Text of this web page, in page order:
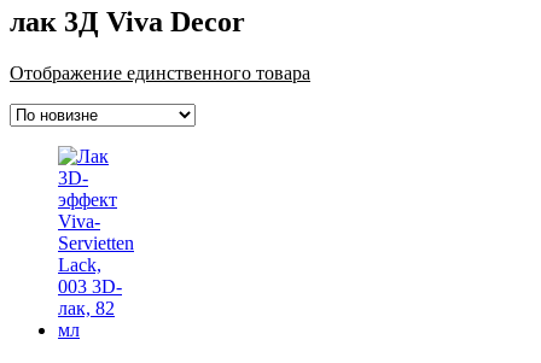
лак 3Д Viva Decor
Отображение единственного товара